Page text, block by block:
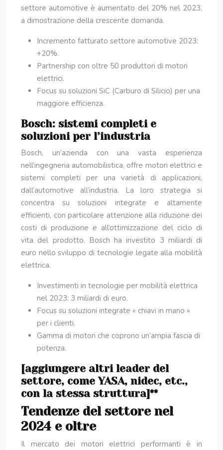
settore automotive è aumentato del 20% nel 2023,
a dimostrazione della crescente domanda.
Incremento fatturato settore automotive 2023:
+20%.
Partnership con oltre 50 produttori di motori
elettrici.
Focus su soluzioni SiC (Carburo di Silicio) per una
maggiore efficienza.
Bosch: sistemi completi e
soluzioni per l’industria
Bosch, un’azienda con una vasta esperienza
nell’ingegneria automobilistica, offre motori elettrici e
sistemi completi per una varietà di applicazioni,
dall’automotive all’industria. La loro strategia si
concentra su soluzioni integrate e altamente
efficienti, con particolare attenzione alla riduzione dei
costi di produzione e all’ottimizzazione del ciclo di
vita del prodotto. Bosch ha investito 3 miliardi di
euro nello sviluppo di tecnologie legate alla mobilità
elettrica.
Investimenti in tecnologie per mobilità elettrica
nel 2023: 3 miliardi di euro.
Focus su soluzioni integrate « chiavi in mano »
per i clienti.
Gamma di motori che coprono un’ampia fascia di
potenza.
[aggiungere altri leader del
settore, come YASA, nidec, etc.,
con la stessa struttura]**
Tendenze del settore nel
2024 e oltre
Il mercato dei motori elettrici performanti è in